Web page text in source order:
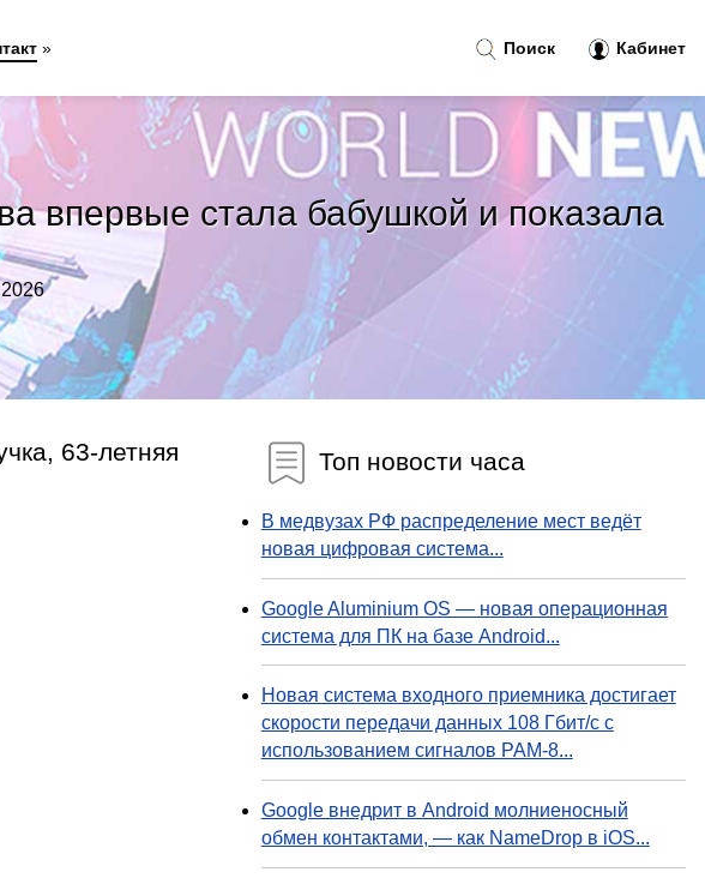
впервые стала бабушкой и показала
63-летняя
Топ новости часа
В медвузах РФ распределение мест ведёт
новая цифровая система...
Google Aluminium OS — новая операционная
система для ПК на базе Android...
Новая система входного приемника достигает
скорости передачи данных 108 Гбит/с с
использованием сигналов PAM-8...
Google внедрит в Android молниеносный
обмен контактами, — как NameDrop в iOS...
Поиск Кабинет
»